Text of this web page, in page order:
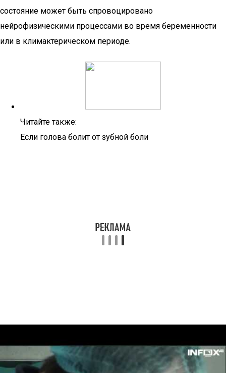
состояние может быть спровоцировано
нейрофизическими процессами во время беременности
или в климактерическом периоде.
Читайте также:
Если голова болит от зубной боли